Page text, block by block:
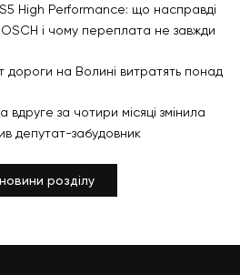
High Performance: що насправді
і чому переплата не завжди
дороги на Волині витратять понад
вдруге за чотири місяці змінила
депутат-забудовник
новини розділу